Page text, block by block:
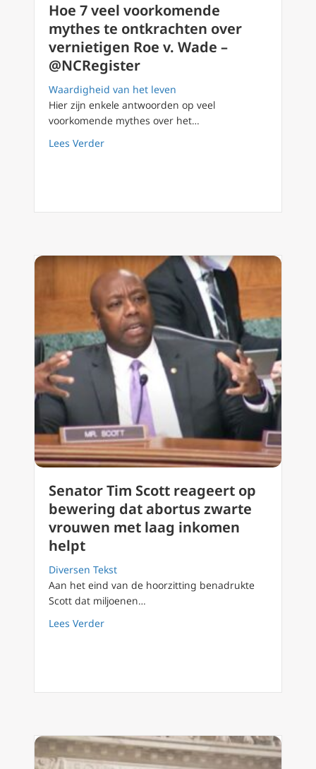
Hoe 7 veel voorkomende
mythes te ontkrachten over
vernietigen Roe v. Wade –
@NCRegister
Waardigheid van het leven
Hier zijn enkele antwoorden op veel
voorkomende mythes over het…
Lees Verderabout Hoe 7 veel voorkomende mythes te
Senator Tim Scott reageert op
bewering dat abortus zwarte
vrouwen met laag inkomen
helpt
Diversen Tekst
Aan het eind van de hoorzitting benadrukte
Scott dat miljoenen…
Lees Verderabout Senator Tim Scott reageert op